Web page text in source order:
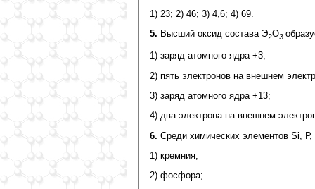
1) 23; 2) 46; 3) 4,6; 4) 69.
5. Высший оксид состава Э2О3
1) заряд атомного ядра +3;
2) пять электронов на внешнем
3) заряд атомного ядра +13;
4) два электрона на внешнем
6. Среди химических элементов Si,
1) кремния;
2) фосфора;